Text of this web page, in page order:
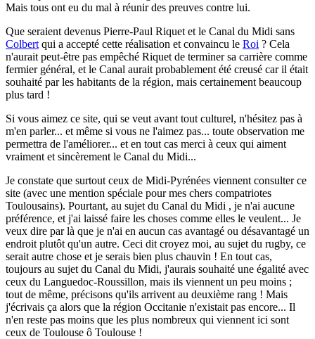
Mais tous ont eu du mal à réunir des preuves contre lui.
Que seraient devenus Pierre-Paul Riquet et le Canal du Midi sans
Colbert qui a accepté cette réalisation et convaincu le Roi ? Cela
n'aurait peut-être pas empêché Riquet de terminer sa carrière comme
fermier général, et le Canal aurait probablement été creusé car il était
souhaité par les habitants de la région, mais certainement beaucoup
plus tard !
Si vous aimez ce site, qui se veut avant tout culturel, n'hésitez pas à
m'en parler... et même si vous ne l'aimez pas... toute observation me
permettra de l'améliorer... et en tout cas merci à ceux qui aiment
vraiment et sincèrement le Canal du Midi...
Je constate que surtout ceux de Midi-Pyrénées viennent consulter ce
site (avec une mention spéciale pour mes chers compatriotes
Toulousains). Pourtant, au sujet du Canal du Midi , je n'ai aucune
préférence, et j'ai laissé faire les choses comme elles le veulent... Je
veux dire par là que je n'ai en aucun cas avantagé ou désavantagé un
endroit plutôt qu'un autre. Ceci dit croyez moi, au sujet du rugby, ce
serait autre chose et je serais bien plus chauvin ! En tout cas,
toujours au sujet du Canal du Midi, j'aurais souhaité une égalité avec
ceux du Languedoc-Roussillon, mais ils viennent un peu moins ;
tout de même, précisons qu'ils arrivent au deuxième rang ! Mais
j'écrivais ça alors que la région Occitanie n'existait pas encore... Il
n'en reste pas moins que les plus nombreux qui viennent ici sont
ceux de Toulouse ô Toulouse !